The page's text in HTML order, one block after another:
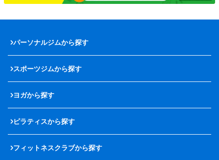
パーソナルジムから探す
スポーツジムから探す
ヨガから探す
ピラティスから探す
フィットネスクラブから探す